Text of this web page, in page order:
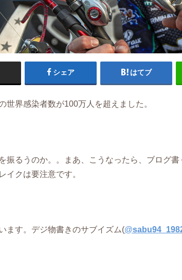
シェア はてブ
世界感染者数が100万人を超えました。
振るうのか。。まあ、こうなったら、ブログ
イクは要注意です。
ます。デジ物書きのサブイズム(@